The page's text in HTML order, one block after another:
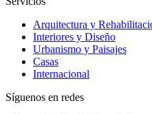
Arquitectura y
Interiores y Diseño
Urbanismo y Paisajes
Casas
Internacional
Síguenos en redes